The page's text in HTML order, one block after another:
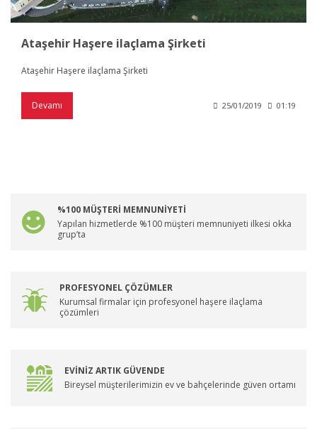
Ataşehir Haşere ilaçlama Şirketi
Ataşehir Haşere ilaçlama Şirketi
Devamı 25/01/2019 01:19
%100 MÜŞTERİ MEMNUNİYETİ
Yapılan hizmetlerde %100 müşteri memnuniyeti ilkesi okka
grup’ta
PROFESYONEL ÇÖZÜMLER
Kurumsal firmalar için profesyonel haşere ilaçlama
çözümleri
EVİNİZ ARTIK GÜVENDE
Bireysel müşterilerimizin ev ve bahçelerinde güven ortamı